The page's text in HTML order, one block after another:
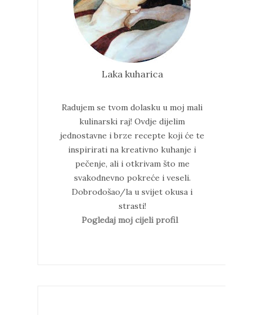
Laka kuharica
Radujem se tvom dolasku u moj mali
kulinarski raj! Ovdje dijelim
jednostavne i brze recepte koji će te
inspirirati na kreativno kuhanje i
pečenje, ali i otkrivam što me
svakodnevno pokreće i veseli.
Dobrodošao/la u svijet okusa i
strasti!
Pogledaj moj cijeli profil